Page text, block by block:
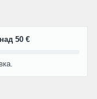
50 €